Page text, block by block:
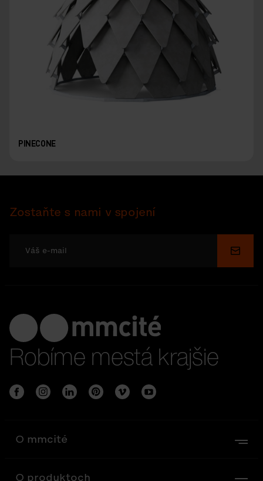
PINECONE
Zostaňte s nami v spojení
Robíme mestá krajšie
O mmcité
O produktoch